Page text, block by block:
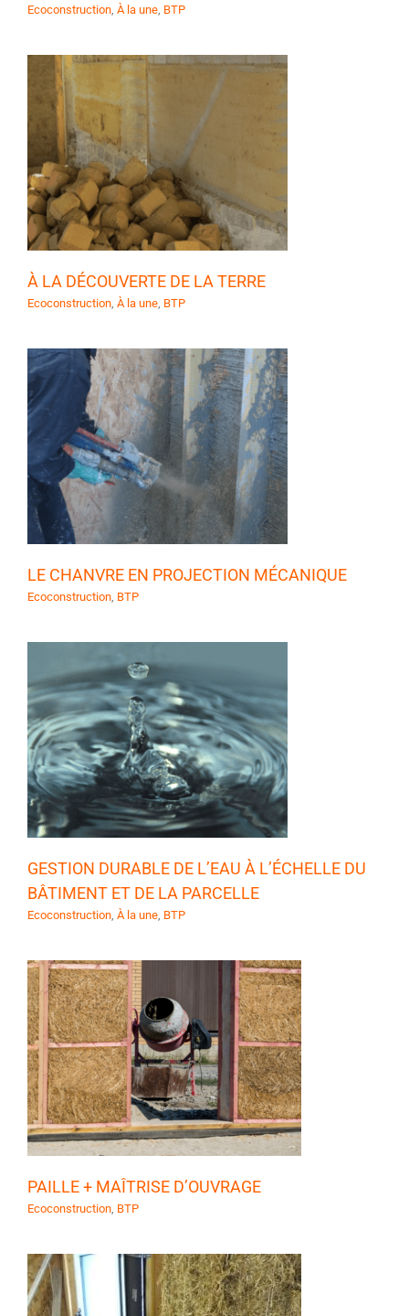
Ecoconstruction, À la une, BTP
À LA DÉCOUVERTE DE LA TERRE
Ecoconstruction, À la une, BTP
LE CHANVRE EN PROJECTION MÉCANIQUE
Ecoconstruction, BTP
GESTION DURABLE DE L’EAU À L’ÉCHELLE DU
BÂTIMENT ET DE LA PARCELLE
Ecoconstruction, À la une, BTP
PAILLE + MAÎTRISE D’OUVRAGE
Ecoconstruction, BTP